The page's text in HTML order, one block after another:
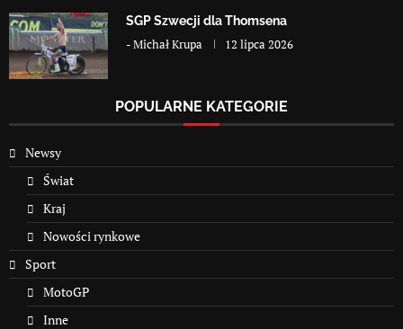
SGP Szwecji dla Thomsena
-Michał Krupa 12 lipca 2026
POPULARNE KATEGORIE
Newsy
Świat
Kraj
Nowości rynkowe
Sport
MotoGP
Inne